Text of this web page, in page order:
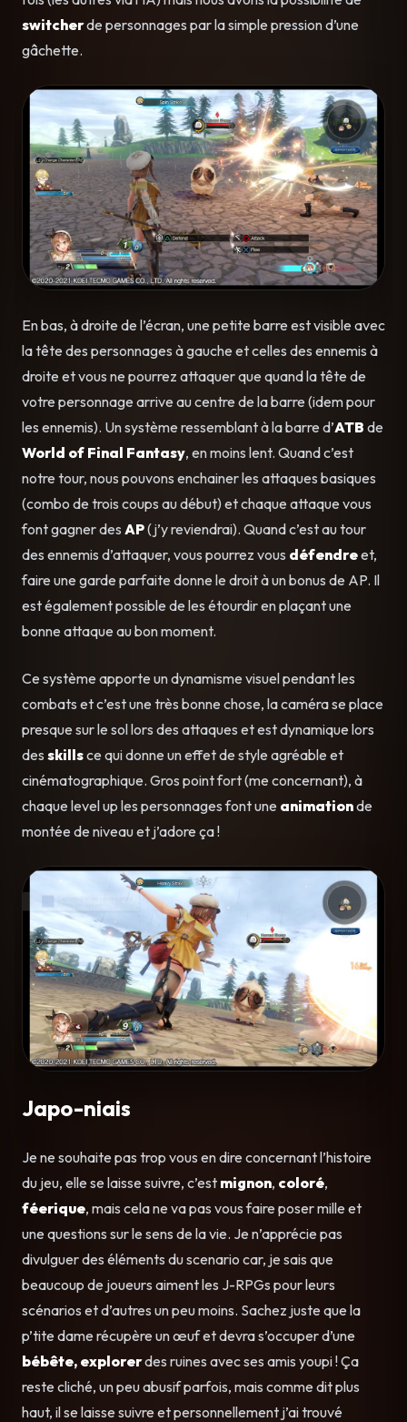
switcherde personnages par la simple pression d’une
gâchette.
En bas, à droite de l’écran, une petite barre est visible avec
la tête des personnages à gauche et celles des ennemis à
droite et vous ne pourrez attaquer que quand la tête de
votre personnage arrive au centre de la barre (idem pour
les ennemis). Un système ressemblant à la barre d’ATB de
World of Final Fantasy, en moins lent. Quand c’est
notre tour, nous pouvons enchainer les attaques basiques
(combo de trois coups au début) et chaque attaque vous
font gagner des AP(j’y reviendrai). Quand c’est au tour
des ennemis d’attaquer, vous pourrez vous défendreet,
faire une garde parfaite donne le droit à un bonus de AP. Il
est également possible de les étourdir en plaçant une
bonne attaque au bon moment.
Ce système apporte un dynamisme visuel pendant les
combats et c’est une très bonne chose, la caméra se place
presque sur le sol lors des attaques et est dynamique lors
des skillsce qui donne un effet de style agréable et
cinématographique. Gros point fort (me concernant), à
chaque level up les personnages font une animationde
montée de niveau et j’adore ça !
Japo-niais
Je ne souhaite pas trop vous en dire concernant l’histoire
du jeu, elle se laisse suivre, c’est mignon, coloré,
féerique, mais cela ne va pas vous faire poser mille et
une questions sur le sens de la vie. Je n’apprécie pas
divulguer des éléments du scenario car, je sais que
beaucoup de joueurs aiment les J-RPGs pour leurs
scénarios et d’autres un peu moins. Sachez juste que la
p’tite dame récupère un œuf et devra s’occuper d’une
bébête, explorerdes ruines avec ses amis youpi ! Ça
reste cliché, un peu abusif parfois, mais comme dit plus
haut, il se laisse suivre et personnellement j’ai trouvé